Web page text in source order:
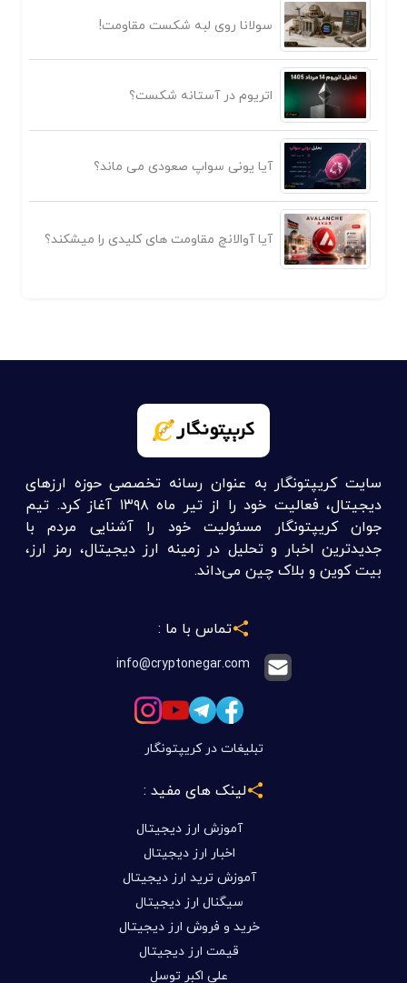
سولانا روی لبه شکست مقاومت!
اتریوم در آستانه شکست؟
آیا یونی سواپ صعودی می ماند؟
آیا آوالانچ مقاومت های کلیدی را میشکند؟
سایت کریپتونگار به عنوان رسانه تخصصی حوزه ارزهای
دیجیتال، فعالیت خود را از تیر ماه ۱۳۹۸ آغاز کرد. تیم
جوان کریپتونگار مسئولیت خود را آشنایی مردم با
جدیدترین اخبار و تحلیل در زمینه ارز دیجیتال، رمز ارز،
بیت کوین و بلاک چین می‌داند.
تماس با ما :
info@cryptonegar.com
تبلیغات در کریپتونگار
لینک های مفید :
آموزش ارز دیجیتال
اخبار ارز دیجیتال
آموزش ترید ارز دیجیتال
سیگنال ارز دیجیتال
خرید و فروش ارز دیجیتال
قیمت ارز دیجیتال
علی اکبر توسل